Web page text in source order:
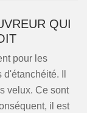
QUI
pour les
Il
velux. Ce sont
il est